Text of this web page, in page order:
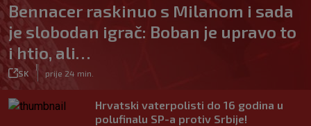
Bennacer raskinuo s Milanom i sada
je slobodan igrač: Boban je upravo to
i htio, ali…
SK prije 24 min.
Hrvatski vaterpolisti do 16 godina u
polufinalu SP-a protiv Srbije!